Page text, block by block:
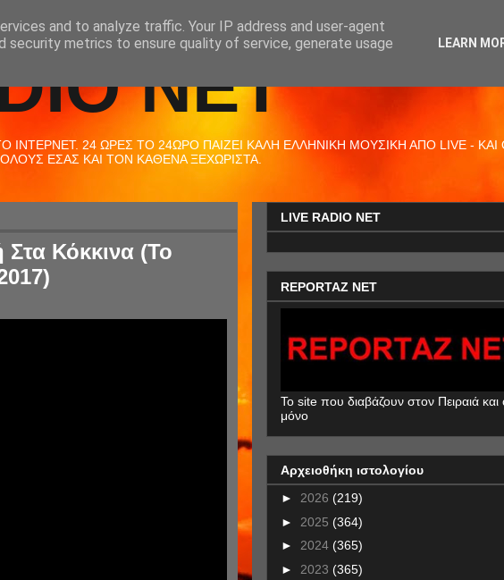
NET
24 ΩΡΕΣ ΤΟ 24ΩΡΟ ΠΑΙΖΕΙ ΚΑΛΗ ΕΛΛΗΝΙΚΗ ΜΟΥΣΙΚΗ ΑΠΟ LIVE - ΚΑΙ
ΕΣΑΣ ΚΑΙ ΤΟΝ ΚΑΘΕΝΑ ΞΕΧΩΡΙΣΤΑ.
Κόκκινα (Το
LIVE RADIO NET
REPORTAZ NET
To site που διαβάζουν στον Πειραιά και
μόνο
Αρχειοθήκη ιστολογίου
► 2026 (219)
► 2025 (364)
► 2024 (365)
► 2023 (365)
and to analyze traffic. Your IP address and user-agent
security metrics to ensure quality of service, generate usage
LEARN